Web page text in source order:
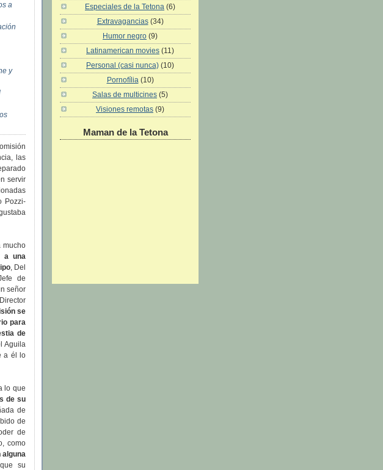
a
y
las
servir
Pozzi-
mucho
a una
, Del
de
señor
se
para
de
Aguila
a él lo
lo que
de su
de
de
de
como
su
Especiales de la Tetona (6)
Extravagancias (34)
Humor negro (9)
Latinamerican movies (11)
Personal (casi nunca) (10)
Pornofília (10)
Salas de multicines (5)
Visiones remotas (9)
Maman de la Tetona